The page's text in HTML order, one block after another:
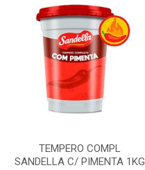
TEMPERO COMPL
SANDELLA C/ PIMENTA 1KG